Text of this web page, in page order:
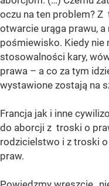
oczu na ten problem? Z
otwarcie urąga prawu,
pośmiewisko. Kiedy
stosowalności kary,
prawa – a co za tym
wystawione zostają na
Francja jak i inne
do aborcji z troski o
rodzicielstwo i z troski
praw.